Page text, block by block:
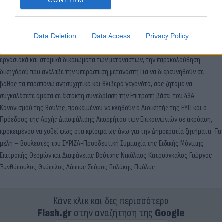
Data Deletion Data Access Privacy Policy
υπόβαθρου των πολιτών. την παρακολούθηση 12χρονου προσφυγόπουλου από τη
δημοσιογράφου και του δικηγόρου που συναντήθηκαν με αυτό, την
εργασιακά και ατομικά δικαιώματα των μεταναστών, την παρακολούθηση
δικηγόρου που ανέλαβε την υπεράσπιση μετανάστη Για να διερευνηθούν σε
βάθος τα παραπάνω ανησυχητικά και θλιβερά γεγονότα, σας ζητάμε να
συγκαλέσετε άμεσα σε έκτακτη συνεδρίαση την Επιτροπή βάσει του 43Α
Κανονισμού της Βουλής, προκειμένου να κληθούν ο Διοικητής της ΕΥΠ και ο
Πρόεδρος της Αρχής Διασφάλισης Απορρήτου των Επικοινωνιών σε ακρόαση,
προκειμένου να χυθεί φως στα κρίσιμα ως άνω για την Δημοκρατία ζητήματα. Τα
μέλη – Βουλευτές του ΣΥΡΙΖΑ-Προοδευτική Συμμαχία της Ειδικής Μόνιμης
Επιτροπής Θεσμών και Διαφάνειας Βούτσης Νικόλαος Κατρούγκαλος Γιώργος
Ξανθόπουλος Θεόφιλος Λάππας Σπύρος Πολάκης Παύλος
Κάνε κλικ και δες περισσότερο
Flash.grστην αναζήτηση της Google